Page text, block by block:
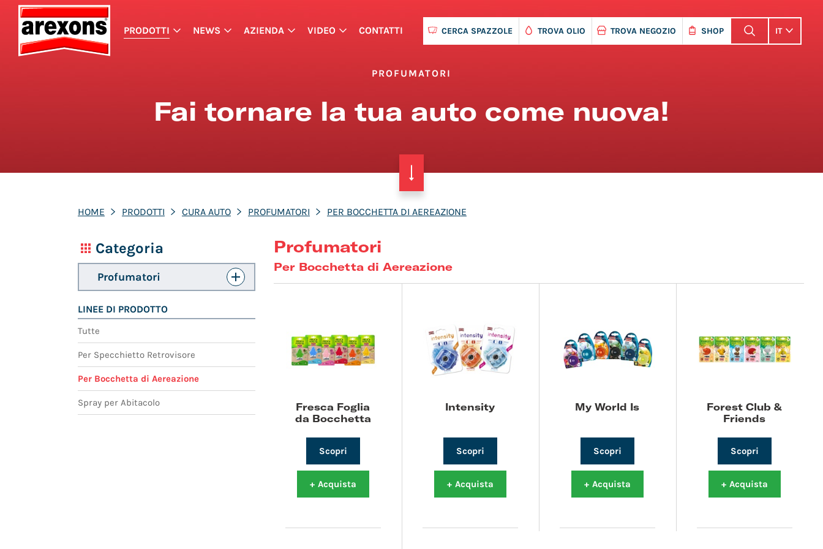
PRODOTTI NEWS AZIENDA VIDEO CONTATTI CERCA SPAZZOLE TROVA OLIO TROVA NEGOZIO SHOP IT
PROFUMATORI
Fai tornare la tua auto come nuova!
HOME PRODOTTI CURA AUTO PROFUMATORI PER BOCCHETTA DI AEREAZIONE
Categoria
Profumatori
LINEE DI PRODOTTO
Tutte
Per Specchietto Retrovisore
Per Bocchetta di Aereazione
Spray per Abitacolo
Profumatori
Per Bocchetta di Aereazione
Fresca Foglia
da Bocchetta
Scopri
+ Acquista
Intensity
Scopri
+ Acquista
My World Is
Scopri
+ Acquista
Forest Club &
Friends
Scopri
+ Acquista